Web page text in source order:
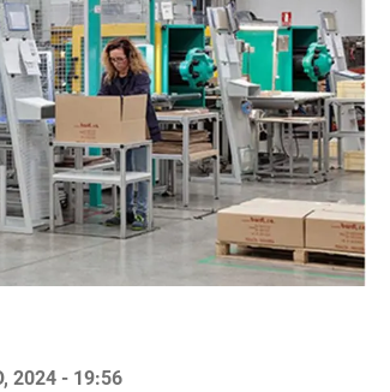
2024 - 19:56